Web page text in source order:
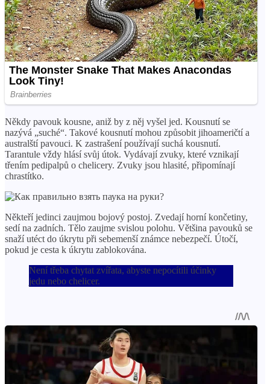
Někdy pavouk kousne, aniž by z něj vyšel jed. Kousnutí se
nazývá „suché“. Takové kousnutí mohou způsobit jihoameričtí a
australští pavouci. K zastrašení používají suchá kousnutí.
Tarantule vždy hlásí svůj útok. Vydávají zvuky, které vznikají
třením pedipalpů o chelicery. Zvuky jsou hlasité, připomínají
chrastítko.
Někteří jedinci zaujmou bojový postoj. Zvedají horní končetiny,
sedí na zadních. Tělo zaujme svislou polohu. Většina pavouků se
snaží utéct do úkrytu při sebemenší známce nebezpečí. Útočí,
pokud je cesta k úkrytu zablokována.
Není třeba chytat zvířata, abyste nepocítili účinky
jedu nebo chelicer.